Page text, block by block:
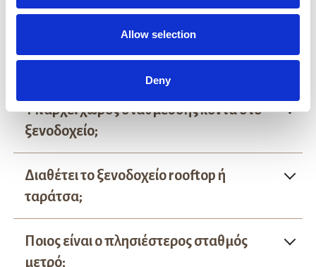
Allow selection
Deny
λιμάνι;
Υπάρχει χώρος στάθμευσης κοντά στο
ξενοδοχείο;
Διαθέτει το ξενοδοχείο rooftop ή
ταράτσα;
Ποιος είναι ο πλησιέστερος σταθμός
μετρό;